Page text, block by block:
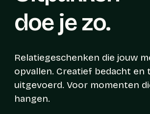
doe je zo.
Relatiegeschenken die jouw
opvallen. Creatief bedacht en
uitgevoerd. Voor momenten
hangen.